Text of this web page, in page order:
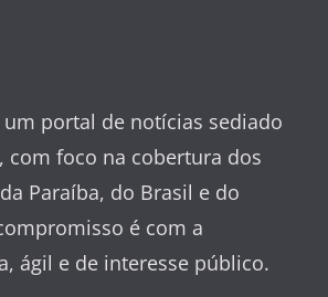
um portal de notícias sediado
com foco na cobertura dos
Paraíba, do Brasil e do
é com a
ágil e de interesse público.